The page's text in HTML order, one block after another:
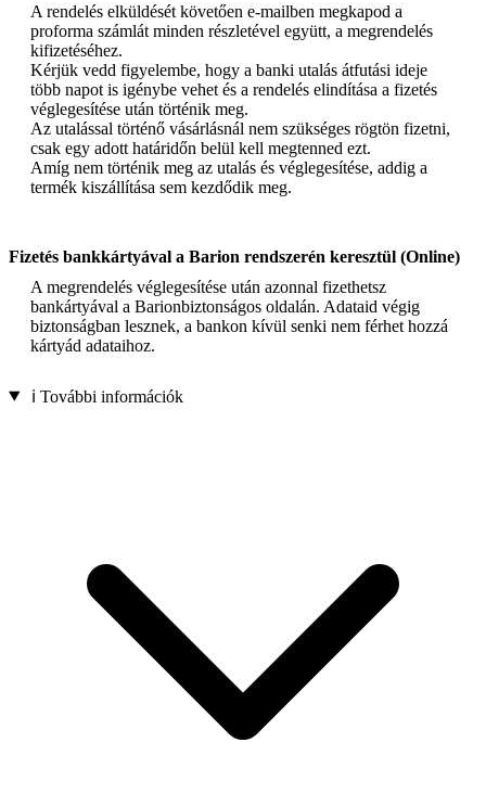
A rendelés elküldését követően e-mailben megkapod a
proforma számlát minden részletével együtt, a megrendelés
kifizetéséhez.
Kérjük vedd figyelembe, hogy a banki utalás átfutási ideje
több napot is igénybe vehet és a rendelés elindítása a fizetés
véglegesítése után történik meg.
Az utalással történő vásárlásnál nem szükséges rögtön fizetni,
csak egy adott határidőn belül kell megtenned ezt.
Amíg nem történik meg az utalás és véglegesítése, addig a
termék kiszállítása sem kezdődik meg.
Fizetés bankkártyával a Barion rendszerén keresztül (Online)
A megrendelés véglegesítése után azonnal fizethetsz
bankártyával a Barionbiztonságos oldalán. Adataid végig
biztonságban lesznek, a bankon kívül senki nem férhet hozzá
kártyád adataihoz.
ℹ️ További információk